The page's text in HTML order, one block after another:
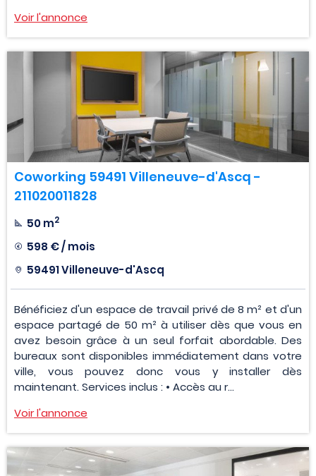
Voir l'annonce
Coworking 59491 Villeneuve-d'Ascq -
211020011828
50 m2
598 € / mois
59491 Villeneuve-d'Ascq
Bénéficiez d'un espace de travail privé de 8 m² et d'un
espace partagé de 50 m² à utiliser dès que vous en
avez besoin grâce à un seul forfait abordable. Des
bureaux sont disponibles immédiatement dans votre
ville, vous pouvez donc vous y installer dès
maintenant. Services inclus : • Accès au r...
Voir l'annonce